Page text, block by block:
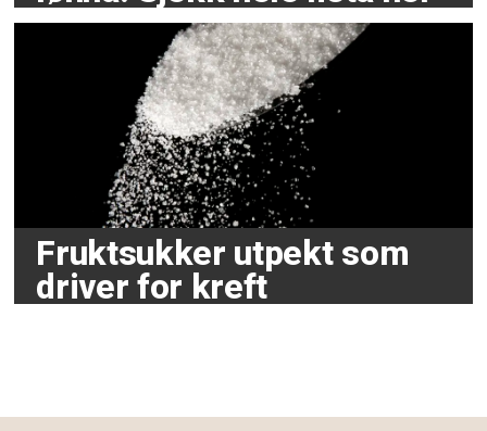
Fruktsukker utpekt som
driver for kreft